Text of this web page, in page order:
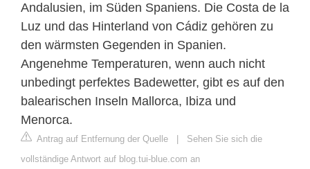
Andalusien, im Süden Spaniens. Die Costa de la
Luz und das Hinterland von Cádiz gehören zu
den wärmsten Gegenden in Spanien.
Angenehme Temperaturen, wenn auch nicht
unbedingt perfektes Badewetter, gibt es auf den
balearischen Inseln Mallorca, Ibiza und
Menorca.
Antrag auf Entfernung der Quelle
Sehen Sie sich die
vollständige Antwort auf blog.tui-blue.com an